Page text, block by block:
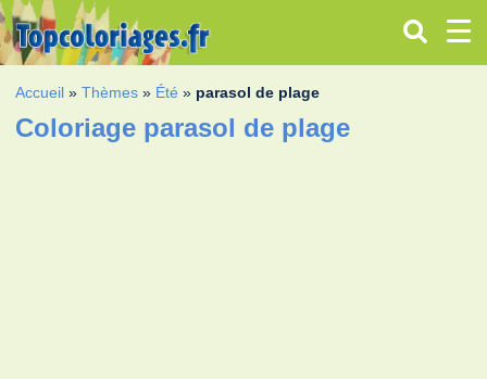
Accueil »Thèmes » Été » parasol de plage
Coloriage parasol de plage